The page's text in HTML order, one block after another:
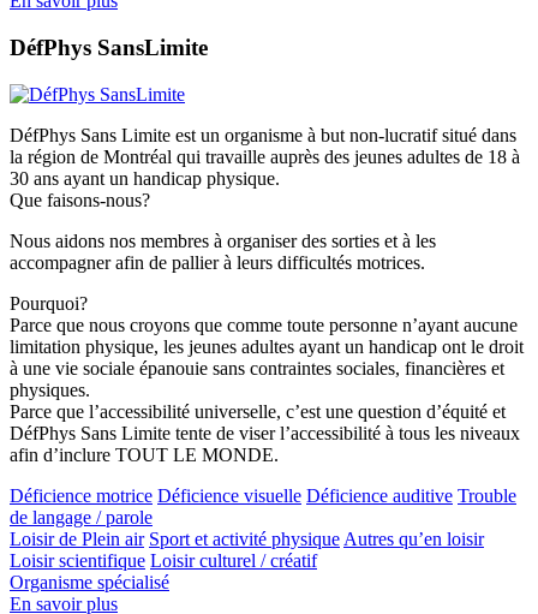
DéfPhys SansLimite
DéfPhys Sans Limite est un organisme à but non-lucratif situé dans
la région de Montréal qui travaille auprès des jeunes adultes de 18 à
30 ans ayant un handicap physique.
Que faisons-nous?
Nous aidons nos membres à organiser des sorties et à les
accompagner afin de pallier à leurs difficultés motrices.
Pourquoi?
Parce que nous croyons que comme toute personne n’ayant aucune
limitation physique, les jeunes adultes ayant un handicap ont le droit
à une vie sociale épanouie sans contraintes sociales, financières et
physiques.
Parce que l’accessibilité universelle, c’est une question d’équité et
DéfPhys Sans Limite tente de viser l’accessibilité à tous les niveaux
afin d’inclure TOUT LE MONDE.
Déficience motrice Déficience visuelle Déficience auditive Trouble
de langage / parole
Loisir de Plein air Sport et activité physique Autres qu’en loisir
Loisir scientifique Loisir culturel / créatif
Organisme spécialisé
En savoir plus